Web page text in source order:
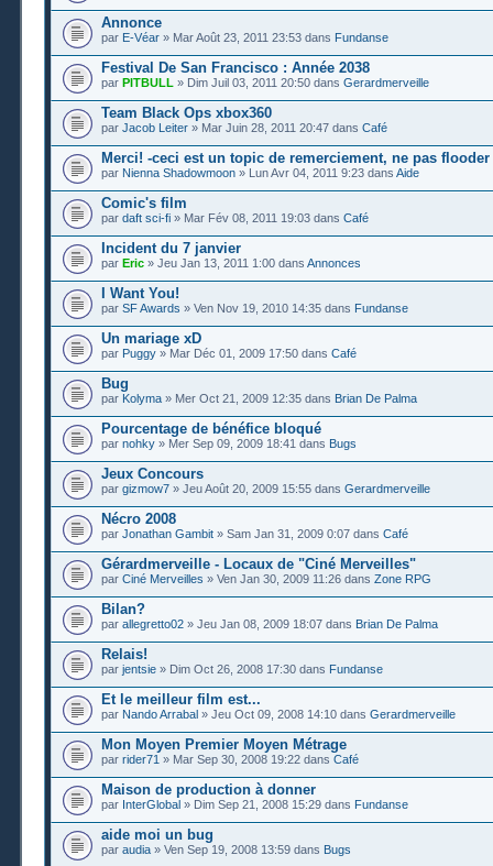
Annonce
par E-Véar » Mar Août 23, 2011 23:53 dans Fundanse
Festival De San Francisco : Année 2038
par PITBULL » Dim Juil 03, 2011 20:50 dans Gerardmerveille
Team Black Ops xbox360
par Jacob Leiter » Mar Juin 28, 2011 20:47 dans Café
Merci! -ceci est un topic de remerciement, ne pas flooder
par Nienna Shadowmoon » Lun Avr 04, 2011 9:23 dans Aide
Comic's film
par daft sci-fi » Mar Fév 08, 2011 19:03 dans Café
Incident du 7 janvier
par Eric » Jeu Jan 13, 2011 1:00 dans Annonces
I Want You!
par SF Awards » Ven Nov 19, 2010 14:35 dans Fundanse
Un mariage xD
par Puggy » Mar Déc 01, 2009 17:50 dans Café
Bug
par Kolyma » Mer Oct 21, 2009 12:35 dans Brian De Palma
Pourcentage de bénéfice bloqué
par nohky » Mer Sep 09, 2009 18:41 dans Bugs
Jeux Concours
par gizmow7 » Jeu Août 20, 2009 15:55 dans Gerardmerveille
Nécro 2008
par Jonathan Gambit » Sam Jan 31, 2009 0:07 dans Café
Gérardmerveille - Locaux de "Ciné Merveilles"
par Ciné Merveilles » Ven Jan 30, 2009 11:26 dans Zone RPG
Bilan?
par allegretto02 » Jeu Jan 08, 2009 18:07 dans Brian De Palma
Relais!
par jentsie » Dim Oct 26, 2008 17:30 dans Fundanse
Et le meilleur film est...
par Nando Arrabal » Jeu Oct 09, 2008 14:10 dans Gerardmerveille
Mon Moyen Premier Moyen Métrage
par rider71 » Mar Sep 30, 2008 19:22 dans Café
Maison de production à donner
par InterGlobal » Dim Sep 21, 2008 15:29 dans Fundanse
aide moi un bug
par audia » Ven Sep 19, 2008 13:59 dans Bugs